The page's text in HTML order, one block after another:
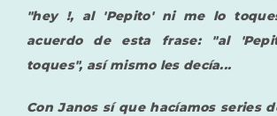
"hey !, al 'Pepito' ni me lo
acuerdo de esta frase: "al
toques", así mismo les decía...
Con Janos sí que hacíamos series